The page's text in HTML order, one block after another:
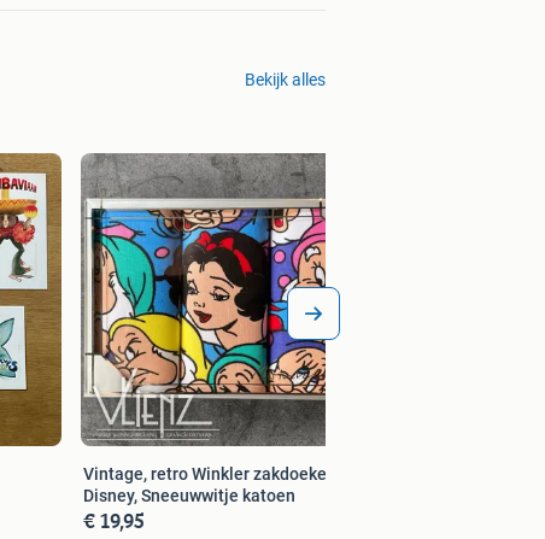
Bekijk alles
Vintage, retro Winkler zakdoeken
Disney, Sneeuwwitje katoen
€ 19,95